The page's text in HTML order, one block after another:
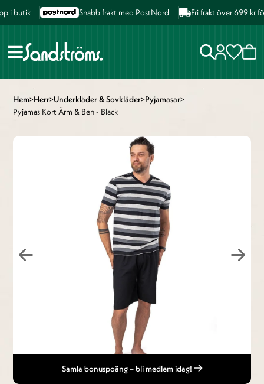
i butik Snabb frakt med PostNord Fri frakt över 699 kr för
Hem>Herr>Underkläder & Sovkläder>Pyjamasar>
Pyjamas Kort Ärm & Ben - Black
Samla bonuspoäng – bli medlem idag!